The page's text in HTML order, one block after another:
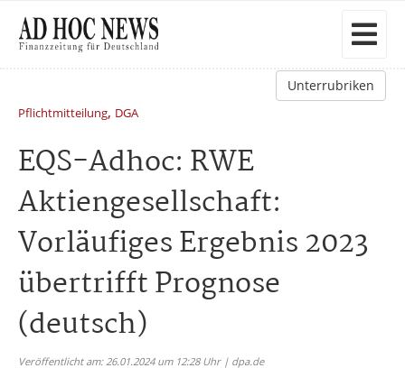
Unterrubriken
Pflichtmitteilung, DGA
EQS-Adhoc: RWE
Aktiengesellschaft:
Vorläufiges Ergebnis 2023
übertrifft Prognose
(deutsch)
Veröffentlicht am: 26.01.2024 um 12:28 Uhr | dpa.de